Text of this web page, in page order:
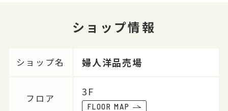
ショップ情報
ショップ名 婦人洋品売場
フロア
3F
FLOOR MAP